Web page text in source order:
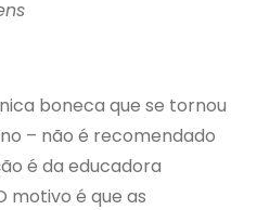
boneca que se tornou
– não é recomendado
é da educadora
motivo é que as